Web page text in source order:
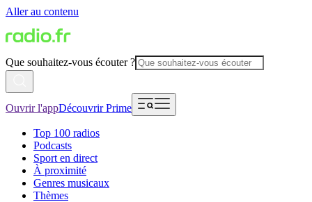
Aller au contenu
Que souhaitez-vous écouter ?
Ouvrir l'appDécouvrir Prime
Top 100 radios
Podcasts
Sport en direct
À proximité
Genres musicaux
Thèmes